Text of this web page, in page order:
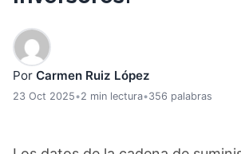
Por Carmen Ruiz López
23 Oct 2025•2 min lectura•356 palabras